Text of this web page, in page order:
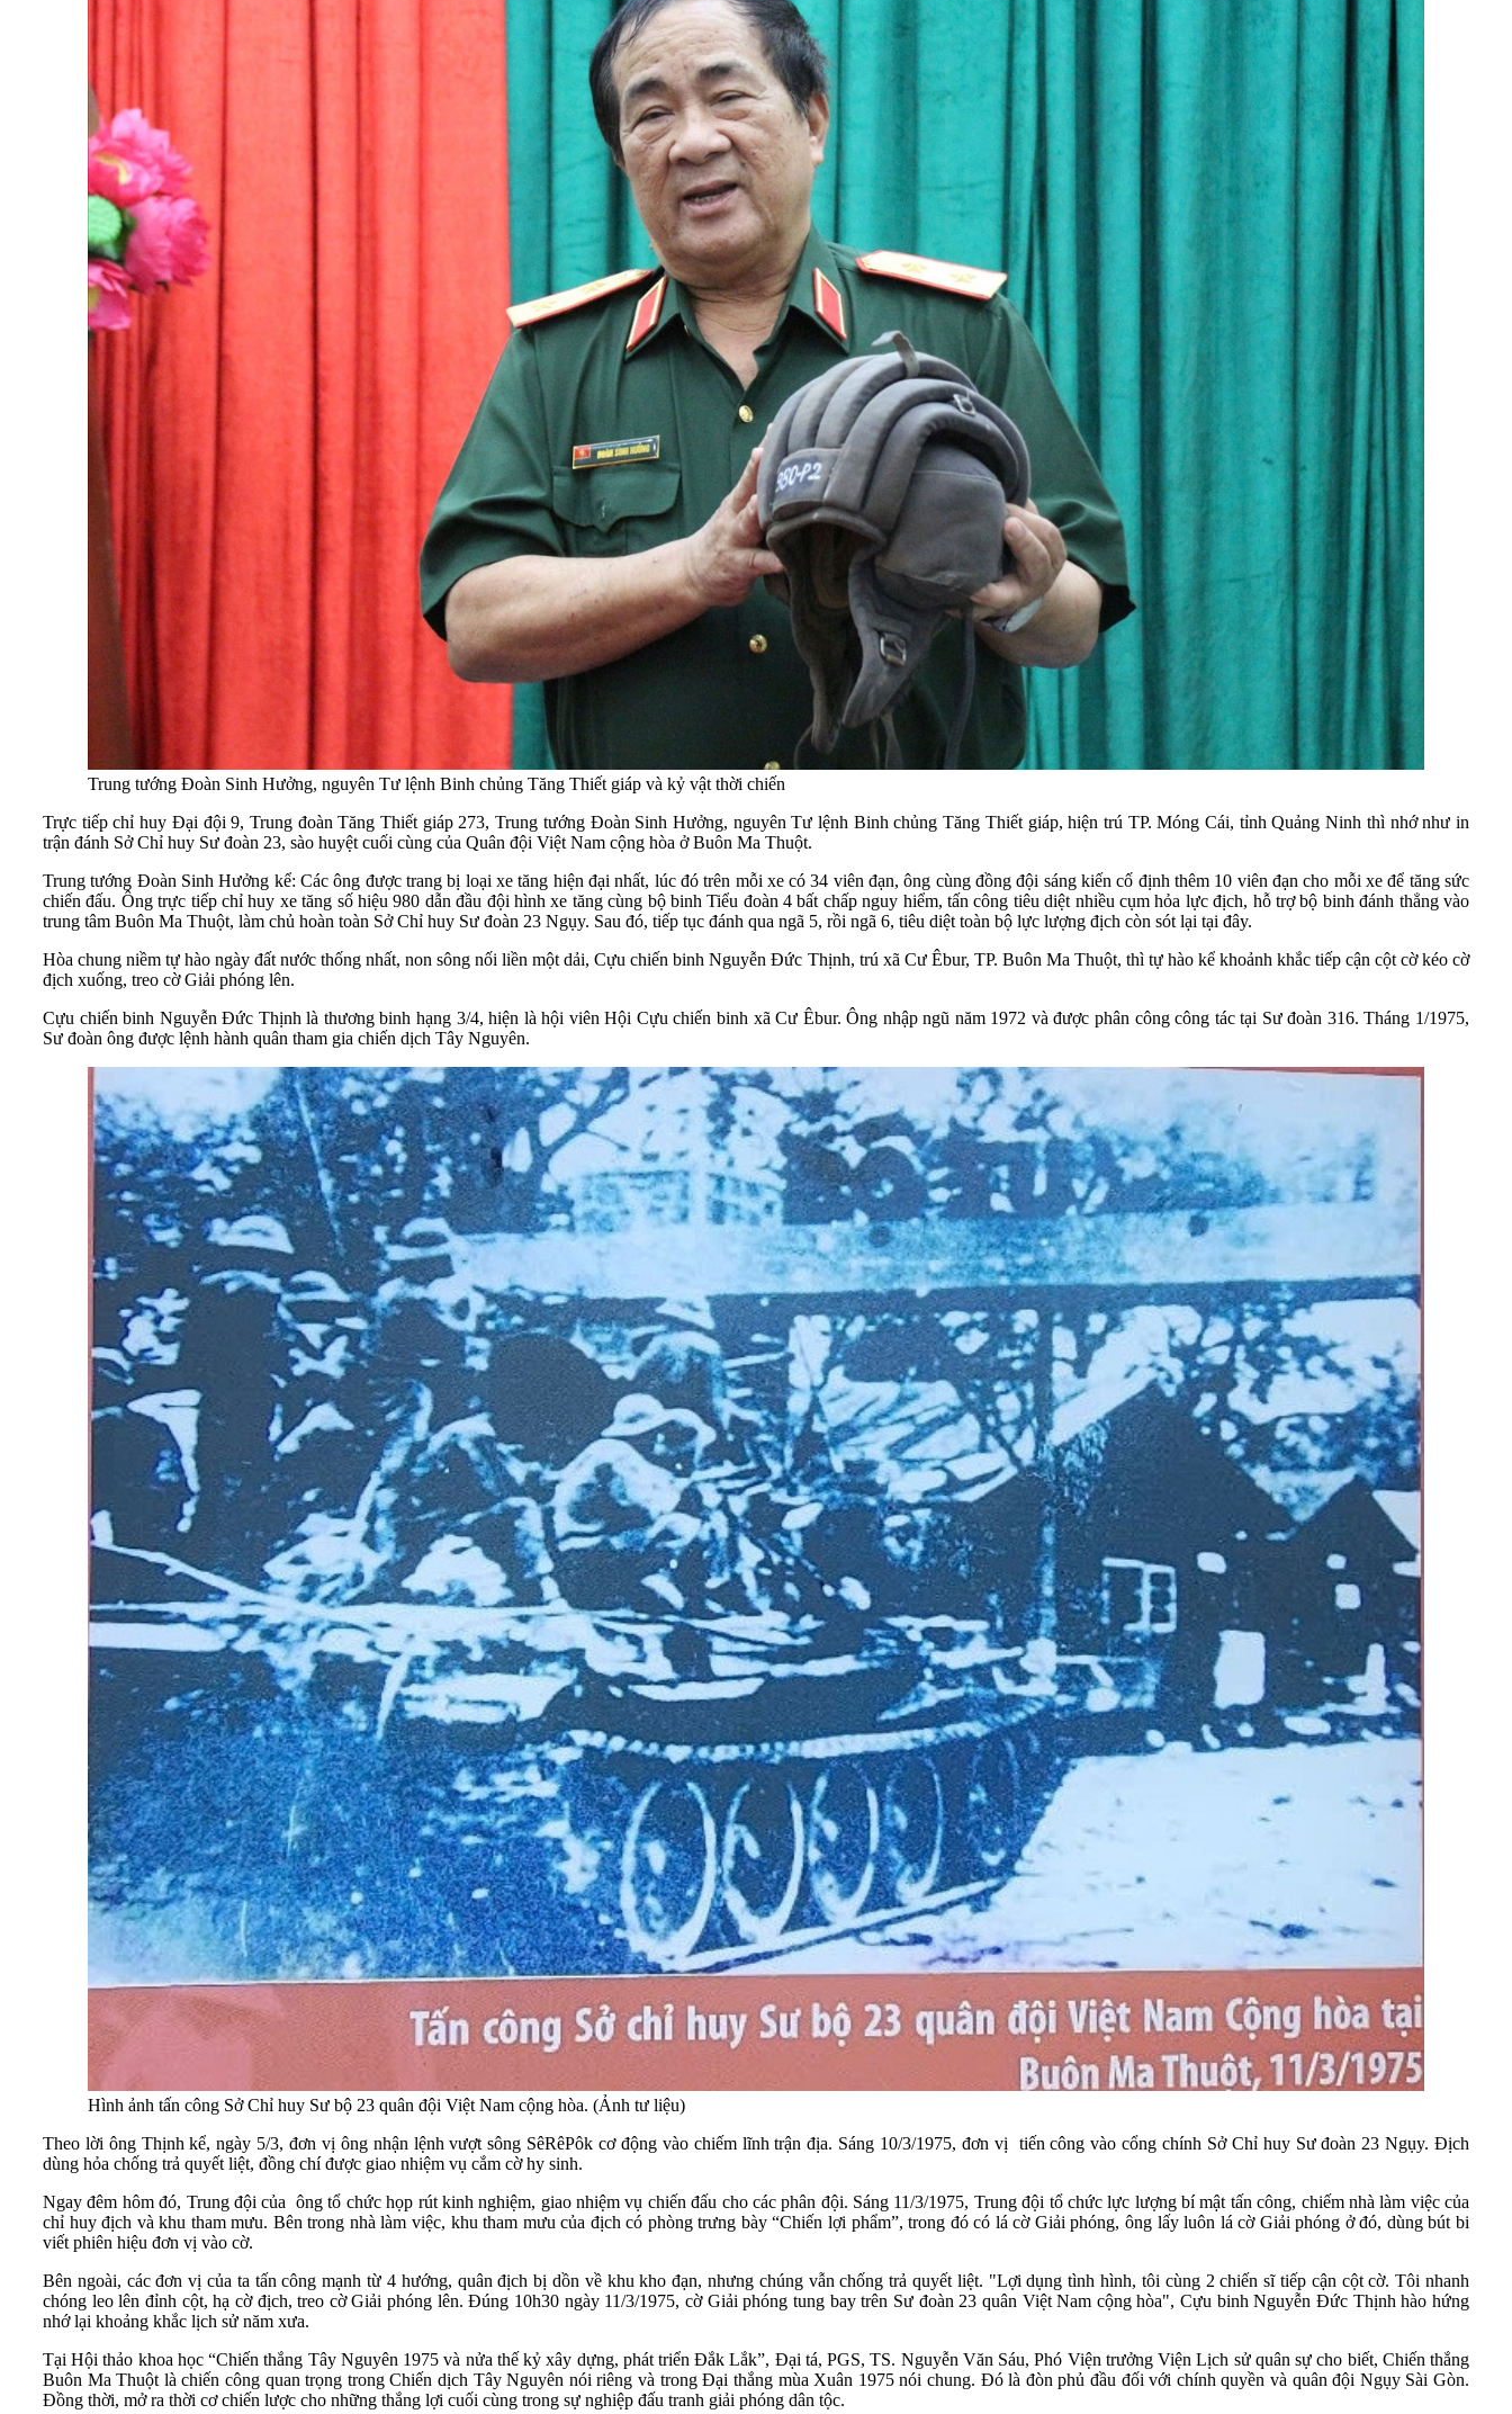
Trung tướng Đoàn Sinh Hưởng, nguyên Tư lệnh Binh chủng Tăng Thiết giáp và kỷ vật thời chiến
Trực tiếp chỉ huy Đại đội 9, Trung đoàn Tăng Thiết giáp 273, Trung tướng Đoàn Sinh Hưởng, nguyên Tư lệnh Binh chủng Tăng Thiết giáp, hiện trú TP. Móng Cái, tỉnh Quảng Ninh thì nhớ như in
trận đánh Sở Chỉ huy Sư đoàn 23, sào huyệt cuối cùng của Quân đội Việt Nam cộng hòa ở Buôn Ma Thuột.
Trung tướng Đoàn Sinh Hưởng kể: Các ông được trang bị loại xe tăng hiện đại nhất, lúc đó trên mỗi xe có 34 viên đạn, ông cùng đồng đội sáng kiến cố định thêm 10 viên đạn cho mỗi xe để tăng sức
chiến đấu. Ông trực tiếp chỉ huy xe tăng số hiệu 980 dẫn đầu đội hình xe tăng cùng bộ binh Tiểu đoàn 4 bất chấp nguy hiểm, tấn công tiêu diệt nhiều cụm hỏa lực địch, hỗ trợ bộ binh đánh thẳng vào
trung tâm Buôn Ma Thuột, làm chủ hoàn toàn Sở Chỉ huy Sư đoàn 23 Ngụy. Sau đó, tiếp tục đánh qua ngã 5, rồi ngã 6, tiêu diệt toàn bộ lực lượng địch còn sót lại tại đây.
Hòa chung niềm tự hào ngày đất nước thống nhất, non sông nối liền một dải, Cựu chiến binh Nguyễn Đức Thịnh, trú xã Cư Êbur, TP. Buôn Ma Thuột, thì tự hào kể khoảnh khắc tiếp cận cột cờ kéo cờ
địch xuống, treo cờ Giải phóng lên.
Cựu chiến binh Nguyễn Đức Thịnh là thương binh hạng 3/4, hiện là hội viên Hội Cựu chiến binh xã Cư Êbur. Ông nhập ngũ năm 1972 và được phân công công tác tại Sư đoàn 316. Tháng 1/1975,
Sư đoàn ông được lệnh hành quân tham gia chiến dịch Tây Nguyên.
Hình ảnh tấn công Sở Chỉ huy Sư bộ 23 quân đội Việt Nam cộng hòa. (Ảnh tư liệu)
Theo lời ông Thịnh kể, ngày 5/3, đơn vị ông nhận lệnh vượt sông SêRêPôk cơ động vào chiếm lĩnh trận địa. Sáng 10/3/1975, đơn vị tiến công vào cổng chính Sở Chỉ huy Sư đoàn 23 Ngụy. Địch
dùng hỏa chống trả quyết liệt, đồng chí được giao nhiệm vụ cắm cờ hy sinh.
Ngay đêm hôm đó, Trung đội của ông tổ chức họp rút kinh nghiệm, giao nhiệm vụ chiến đấu cho các phân đội. Sáng 11/3/1975, Trung đội tổ chức lực lượng bí mật tấn công, chiếm nhà làm việc của
chỉ huy địch và khu tham mưu. Bên trong nhà làm việc, khu tham mưu của địch có phòng trưng bày “Chiến lợi phẩm”, trong đó có lá cờ Giải phóng, ông lấy luôn lá cờ Giải phóng ở đó, dùng bút bi
viết phiên hiệu đơn vị vào cờ.
Bên ngoài, các đơn vị của ta tấn công mạnh từ 4 hướng, quân địch bị dồn về khu kho đạn, nhưng chúng vẫn chống trả quyết liệt. "Lợi dụng tình hình, tôi cùng 2 chiến sĩ tiếp cận cột cờ. Tôi nhanh
chóng leo lên đỉnh cột, hạ cờ địch, treo cờ Giải phóng lên. Đúng 10h30 ngày 11/3/1975, cờ Giải phóng tung bay trên Sư đoàn 23 quân Việt Nam cộng hòa", Cựu binh Nguyễn Đức Thịnh hào hứng
nhớ lại khoảng khắc lịch sử năm xưa.
Tại Hội thảo khoa học “Chiến thắng Tây Nguyên 1975 và nửa thế kỷ xây dựng, phát triển Đắk Lắk”, Đại tá, PGS, TS. Nguyễn Văn Sáu, Phó Viện trưởng Viện Lịch sử quân sự cho biết, Chiến thắng
Buôn Ma Thuột là chiến công quan trọng trong Chiến dịch Tây Nguyên nói riêng và trong Đại thắng mùa Xuân 1975 nói chung. Đó là đòn phủ đầu đối với chính quyền và quân đội Ngụy Sài Gòn.
Đồng thời, mở ra thời cơ chiến lược cho những thắng lợi cuối cùng trong sự nghiệp đấu tranh giải phóng dân tộc.